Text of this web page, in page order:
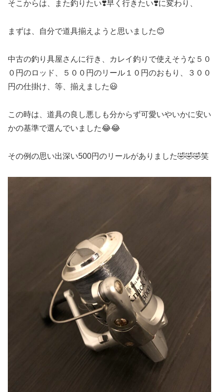
そこからは、また釣りたい❣️早く行きたい❣️に変わり、
まずは、自分で道具揃えようと思いました😊
中古の釣り具屋さんに行き、カレイ釣りで使えそうな５０
０円のロッド、５００円のリール１０円のおもり、３００
円の仕掛け、等、揃えました😃
この時は、道具の良し悪しも分からず可愛いやいかに安い
かの基準で選んでいました😂😂
その例の思い出深い500円のリールがありました🤣🤣🤣笑